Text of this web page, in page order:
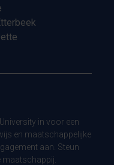
in voor een
en maatschappelijke
aan. Steun
maatschappij.